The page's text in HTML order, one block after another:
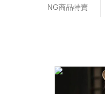
NG商品特賣